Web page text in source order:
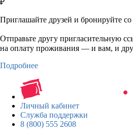
Приглашайте друзей и бронируйте со
Отправьте другу пригласительную
на оплату проживания — и вам, и
Подробнее
Личный кабинет
Служба поддержки
8 (800) 555 2608